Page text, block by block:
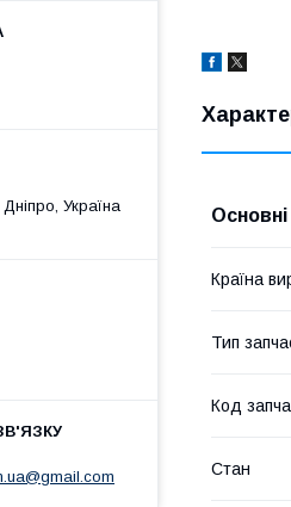
Країна
Тип
Код
Стан
Україна